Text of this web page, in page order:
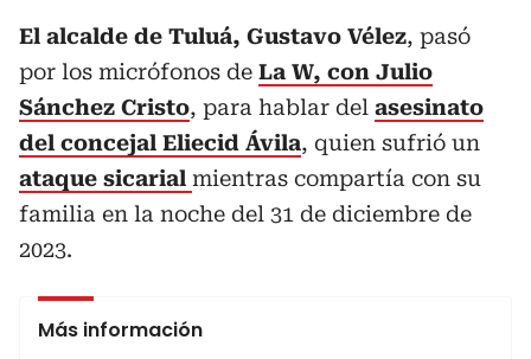
El alcalde de Tuluá, Gustavo Vélez, pasó
por los micrófonos de La W, con Julio
Sánchez Cristo, para hablar del asesinato
del concejal Eliecid Ávila, quien sufrió un
ataque sicarial mientras compartía con su
familia en la noche del 31 de diciembre de
2023.
Más información